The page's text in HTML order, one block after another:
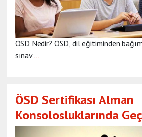
ÖSD Nedir? ÖSD, dil eğitiminden
sınav …
ÖSD Sertifikası Alman
Konsolosluklarında